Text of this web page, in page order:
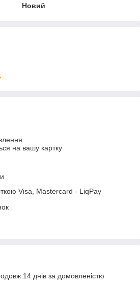
Новий
на вашу картку
Visa, Mastercard - LiqPay
14 днів за домовленістю